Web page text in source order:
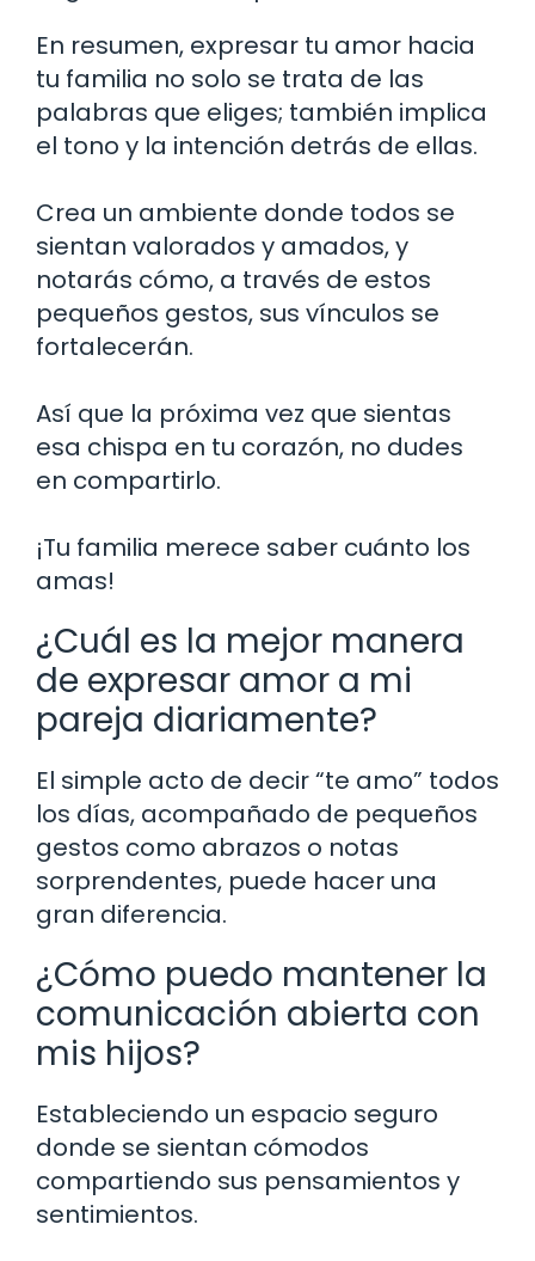
En resumen, expresar tu amor hacia
tu familia no solo se trata de las
palabras que eliges; también implica
el tono y la intención detrás de ellas.
Crea un ambiente donde todos se
sientan valorados y amados, y
notarás cómo, a través de estos
pequeños gestos, sus vínculos se
fortalecerán.
Así que la próxima vez que sientas
esa chispa en tu corazón, no dudes
en compartirlo.
¡Tu familia merece saber cuánto los
amas!
¿Cuál es la mejor manera
de expresar amor a mi
pareja diariamente?
El simple acto de decir “te amo” todos
los días, acompañado de pequeños
gestos como abrazos o notas
sorprendentes, puede hacer una
gran diferencia.
¿Cómo puedo mantener la
comunicación abierta con
mis hijos?
Estableciendo un espacio seguro
donde se sientan cómodos
compartiendo sus pensamientos y
sentimientos.